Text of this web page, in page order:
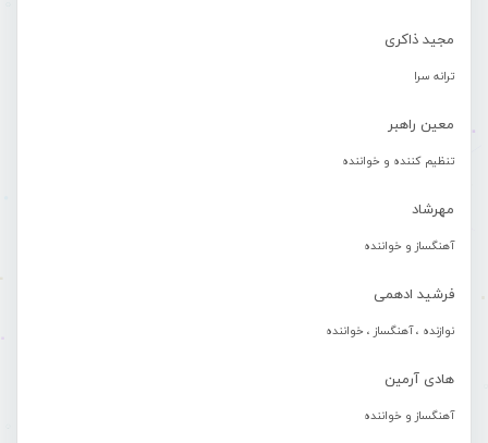
مجید ذاکری
ترانه سرا
معین راهبر
تنظیم کننده و خواننده
مهرشاد
آهنگساز و خواننده
فرشید ادهمی
نوازنده ، آهنگساز ، خواننده
هادی آرمین
آهنگساز و خواننده